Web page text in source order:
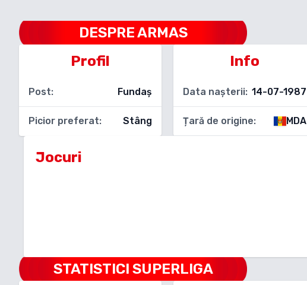
DESPREARMAS
Profil
Post: Fundaș
Picior preferat: Stâng
Info
Data nașterii: 14-07-1987
Țară de origine: MDA
Jocuri
STATISTICI SUPERLIGA